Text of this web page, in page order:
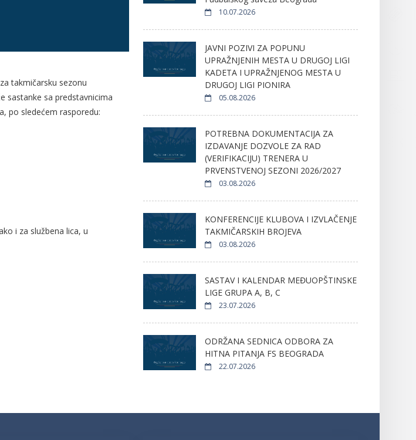
takmičarsku sezonu
sastanke sa predstavnicima
po sledećem rasporedu:
i za službena lica, u
10.07.2026
JAVNI POZIVI ZA POPUNU
UPRAŽNJENIH MESTA U DRUGOJ LIGI
KADETA I UPRAŽNJENOG MESTA U
DRUGOJ LIGI PIONIRA
05.08.2026
POTREBNA DOKUMENTACIJA ZA
IZDAVANJE DOZVOLE ZA RAD
(VERIFIKACIJU) TRENERA U
PRVENSTVENOJ SEZONI 2026/2027
03.08.2026
KONFERENCIJE KLUBOVA I IZVLAČENJE
TAKMIČARSKIH BROJEVA
03.08.2026
SASTAV I KALENDAR MEĐUOPŠTINSKE
LIGE GRUPA A, B, C
23.07.2026
ODRŽANA SEDNICA ODBORA ZA
HITNA PITANJA FS BEOGRADA
22.07.2026